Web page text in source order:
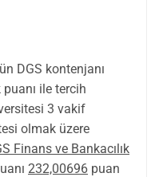
DGS kontenjanı
puanı ile tercih
3 vakif
olmak üzere
Finans ve Bankacılık
232,00696 puan